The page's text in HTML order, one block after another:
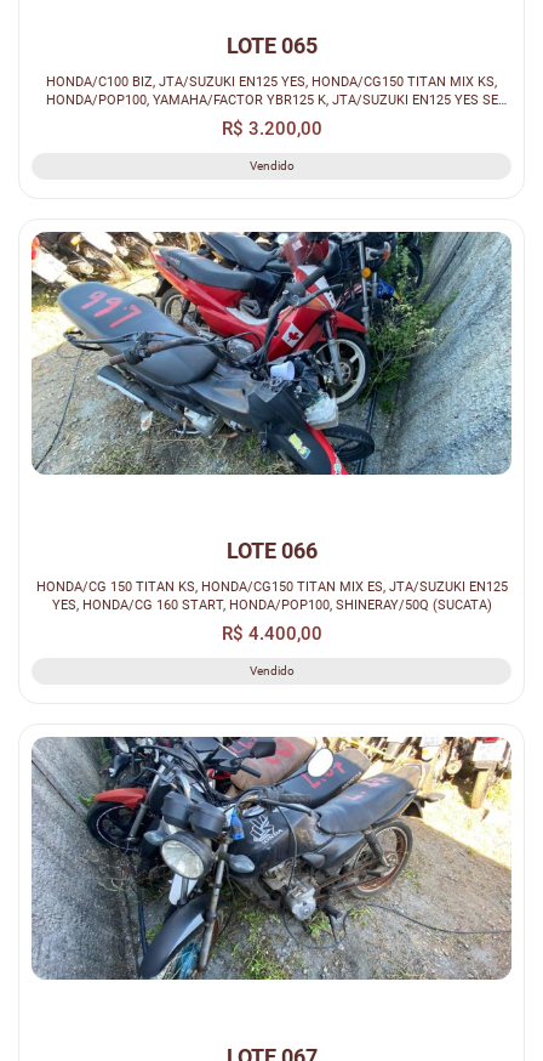
LOTE 065
HONDA/C100 BIZ, JTA/SUZUKI EN125 YES, HONDA/CG150 TITAN MIX KS,
HONDA/POP100, YAMAHA/FACTOR YBR125 K, JTA/SUZUKI EN125 YES SE
R$ 3.200,00
Vendido
LOTE 066
HONDA/CG 150 TITAN KS, HONDA/CG150 TITAN MIX ES, JTA/SUZUKI EN125
YES, HONDA/CG 160 START, HONDA/POP100, SHINERAY/50Q (SUCATA)
R$ 4.400,00
Vendido